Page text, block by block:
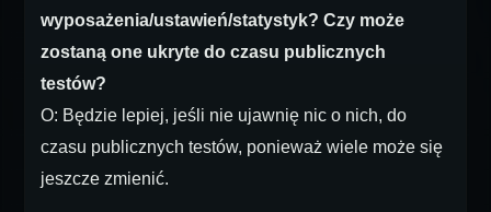
wyposażenia/ustawień/statystyk? Czy może
zostaną one ukryte do czasu publicznych
testów?
O: Będzie lepiej, jeśli nie ujawnię nic o nich, do
czasu publicznych testów, ponieważ wiele może się
jeszcze zmienić.